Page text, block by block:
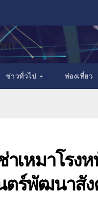
ข่าวทั่วไป ท่องเที่ยว
เหมาโรง
ร์พัฒนาสั